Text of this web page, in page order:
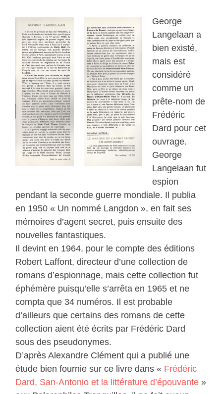
George
Langelaan a
bien existé,
mais est
considéré
comme un
prête-nom de
Frédéric
Dard pour cet
ouvrage.
George
Langelaan fut
espion
pendant la seconde guerre mondiale. Il publia
en 1950 « Un nommé Langdon », en fait ses
mémoires d’agent secret, puis ensuite des
nouvelles fantastiques.
Il devint en 1964, pour le compte des éditions
Robert Laffont, directeur d’une collection de
romans d’espionnage, mais cette collection fut
éphémère puisqu’elle s’arrêta en 1965 et ne
compta que 34 numéros. Il est probable
d’ailleurs que certains des romans de cette
collection aient été écrits par Frédéric Dard
sous des pseudonymes.
D’après Alexandre Clément qui a publié une
étude bien fournie sur ce livre dans « Frédéric
Dard, San-Antonio et la littérature d’épouvante »